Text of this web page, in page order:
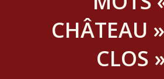
CHÂTEAU
CLOS